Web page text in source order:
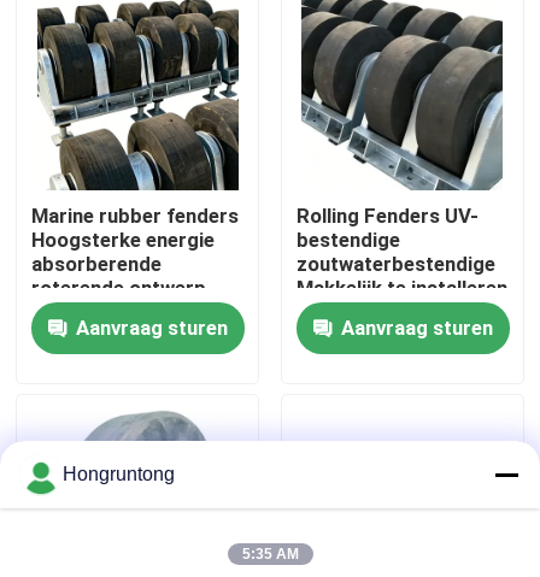
Video's
Over ons
Fabriekstocht
Kwaliteitscontrole
Vraag een offerte
Dok Rubberstootkussen
Yokohama rubberstootkussen
Pneumatisch Rubberstootkussen
Marine rubber fenders
Hoogsterke energie
absorberende
roterende ontwerp
Aanvraag sturen
Rolling Fenders UV-
bestendige
zoutwaterbestendige
Makkelijk te installeren
Lange levensduur
Aanvraag sturen
Hongruntong
5:35 AM